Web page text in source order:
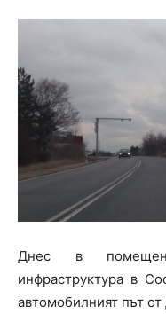
Днес в
инфраструктура в
автомобилният път